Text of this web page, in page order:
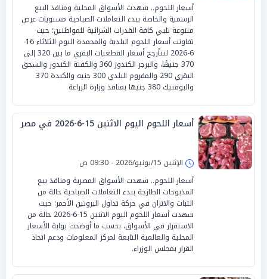
أسعار اللحوم.. شهدت الأسواق المحلية ومنافذ البيع
الرسمية والخاصة ببدء التعاملات الصباحية مستويات عرض
متنوعة تلبي كافة القدرات الشرائية للمواطنين؛ حيث
تفاوتت أسعار اللحوم البلدية والمجمدة اليوم الثلاثاء 16-
6-2026 لتتأرجح أسعار القطعيات البقري ما بين 320 إلى
370 جنيهًا، والبرجر الكندوز 360 والكفتة الكندوز والسجق
البقري 290 والمفروم البلدي 300 جنيه والكبدة 370
والبوفتيك 380 جنيها بمنافذ وزارة الزراعة
أسعار اللحوم اليوم الاثنين 15-6-2026 في مصر
الإثنين 15/يونيو/2026 - 09:30 ص
أسعار اللحوم.. شهدت الأسواق المصرية ومنافذ بيع
المذبوحات الطازجة ببدء التعاملات الصباحية حالة من
الثبات والاتزان في حركة تداول البروتين الأحمر؛ حيث
شهدت أسعار اللحوم اليوم الاثنين 15-6-2026 حالة من
الاستقرار في الأسواق، بحسب ما أوضحت بوابة الأسعار
المحلية والعالمية التابعة لمركز المعلومات ودعم اتخاذ
القرار بمجلس الوزراء.